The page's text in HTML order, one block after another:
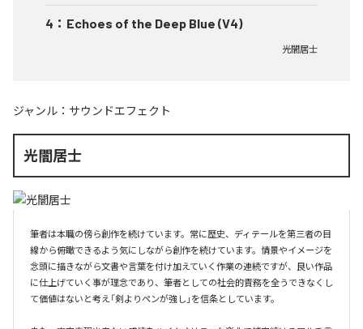
4 ： Echoes of the Deep Blue (V4)
光闇居士
ジャンル： サウンドエフェクト
光闇居士
筆者は本職の傍ら創作を続けています。常に歴史、ディテールを第三者の目
線から俯瞰できるよう気にしながら創作を続けています。情景やイメージを
念頭に描きながら文書や言葉を付け加えていく作業の連続ですが、良い作品
に仕上げていく事が理念であり、筆者としての社会的責務を全うできなくし
て価値はないと考え「剣よりペンが強し」を信条としています。